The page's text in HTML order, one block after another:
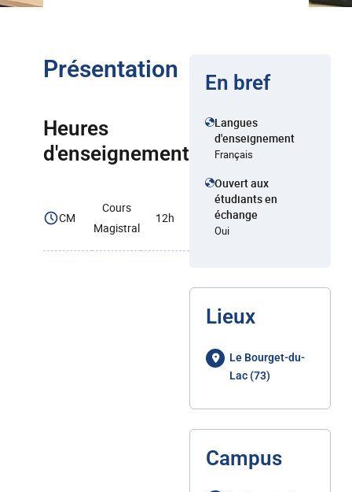
Présentation
Heures
d'enseignement
CM
Cours
Magistral
12h
En bref
Langues
d'enseignement
Français
Ouvert aux
étudiants en
échange
Oui
Lieux
Le Bourget-du-
Lac (73)
Campus